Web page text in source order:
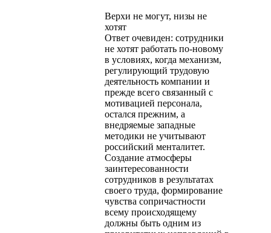
Верхи не могут, низы не
хотят
Ответ очевиден: сотрудники
не хотят работать по-новому
в условиях, когда механизм,
регулирующий трудовую
деятельность компании и
прежде всего связанный с
мотивацией персонала,
остался прежним, а
внедряемые западные
методики не учитывают
российский менталитет.
Создание атмосферы
заинтересованности
сотрудников в результатах
своего труда, формирование
чувства сопричастности
всему происходящему
должны быть одним из